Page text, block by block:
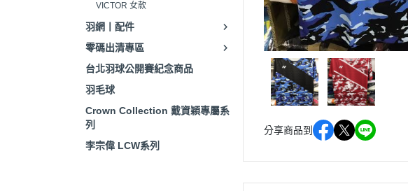
VICTOR 女款
羽網丨配件
零碼出清專區
台北羽球公開賽紀念商品
羽毛球
Crown Collection 戴資穎專屬系
列
李宗偉 LCW系列
分享商品到